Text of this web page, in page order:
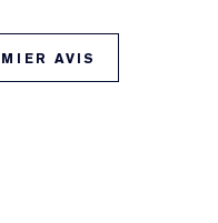
AVIS